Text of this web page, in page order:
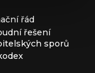
řád
řešení
sporů